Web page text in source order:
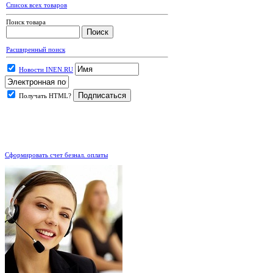
Список всех товаров
Поиск товара
Расширенный поиск
Новости INEN.RU
Получать HTML?
Сформировать счет безнал. оплаты